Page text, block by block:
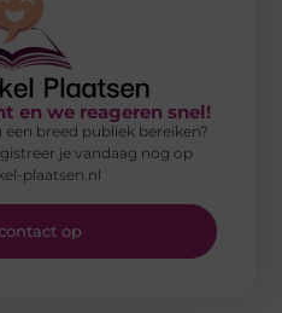
en we reageren snel!
breed publiek bereiken?
je vandaag nog op
plaatsen.nl
op